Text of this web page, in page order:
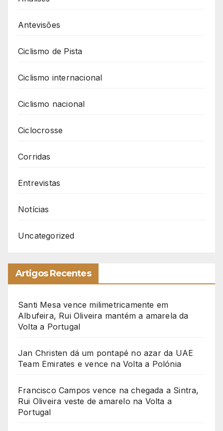
Antevisões
Ciclismo de Pista
Ciclismo internacional
Ciclismo nacional
Ciclocrosse
Corridas
Entrevistas
Notícias
Uncategorized
Artigos Recentes
Santi Mesa vence milimetricamente em
Albufeira, Rui Oliveira mantém a amarela da
Volta a Portugal
Jan Christen dá um pontapé no azar da UAE
Team Emirates e vence na Volta a Polónia
Francisco Campos vence na chegada a Sintra,
Rui Oliveira veste de amarelo na Volta a
Portugal